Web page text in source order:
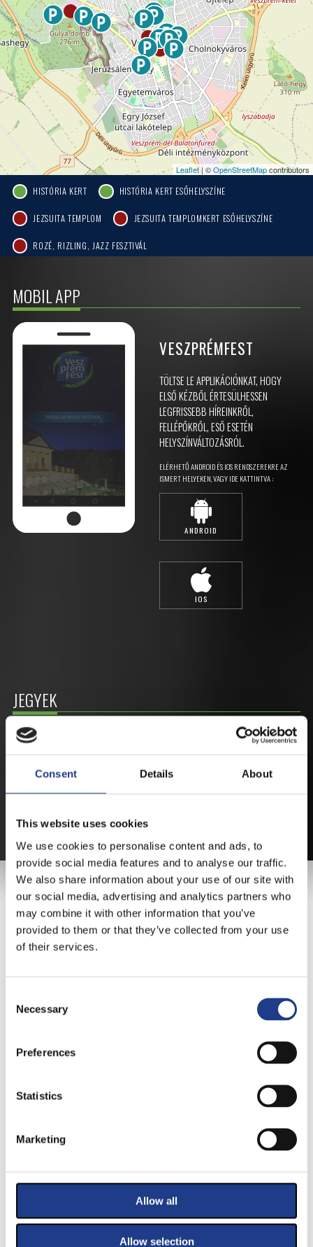
Consent Details About
This website uses cookies
We use cookies to personalise content and ads, to
provide social media features and to analyse our traffic.
We also share information about your use of our site with
our social media, advertising and analytics partners who
may combine it with other information that you’ve
provided to them or that they’ve collected from your use
of their services.
Necessary
Preferences
Statistics
Marketing
Allow all
Allow selection
Leaflet| ©OpenStreetMapcontributors
HISTÓRIA KERT HISTÓRIA KERT ESŐHELYSZÍNE
JEZSUITA TEMPLOM JEZSUITA TEMPLOMKERT ESŐHELYSZÍNE
ROZÉ, RIZLING, JAZZ FESZTIVÁL
JEGYEK
A JEGYVÁSÁRLÁSI INFORMÁCIÓKAT ITT TALÁLJA.
MOBIL APP
VESZPRÉMFEST
TÖLTSE LE APPLIKÁCIÓNKAT, HOGY
ELSŐ KÉZBŐL ÉRTESÜLHESSEN
LEGFRISSEBB HÍREINKRŐL,
FELLÉPŐKRŐL, ESŐ ESETÉN
HELYSZÍNVÁLTOZÁSRÓL.
ELÉRHETŐ ANDROID ÉS IOS RENDSZEREKRE AZ
ISMERT HELYEKEN, VAGY IDE KATTINTVA :
ANDROID
IOS
FŐTÁMOGATÓNK
TÁMOGATÓINK